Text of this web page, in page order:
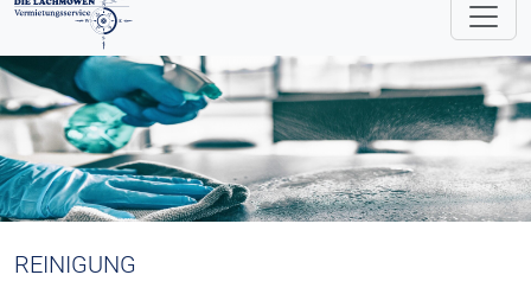
REINIGUNG